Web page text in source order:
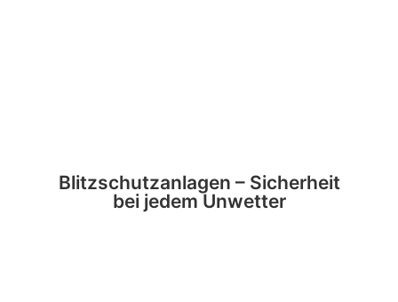
Blitzschutzanlagen – Sicherheit
bei jedem Unwetter